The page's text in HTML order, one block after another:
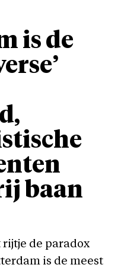
is de
baan
de paradox
is de meest